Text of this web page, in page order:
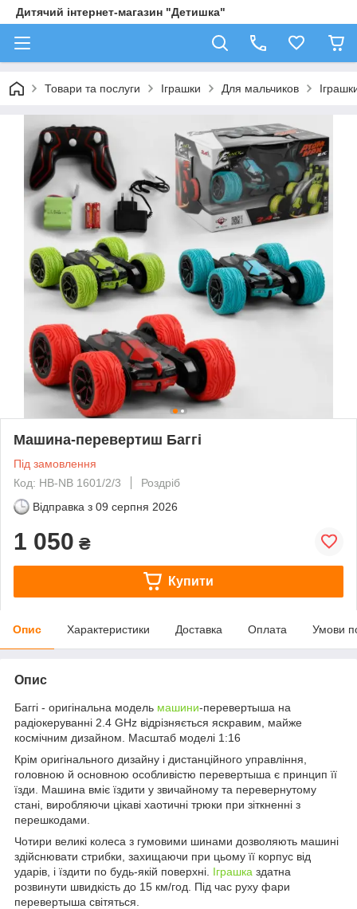
Дитячий інтернет-магазин "Детишка"
Товари та послуги Іграшки Для мальчиков
Машина-перевертиш Баггі
Під замовлення
Код: HB-NB 1601/2/3
Роздріб
Відправка з 09 серпня 2026
1 050 ₴
Купити
Опис Характеристики Доставка Оплата Умови
Опис
Баггі - оригінальна модель машини-перевертыша на
радіокеруванні 2.4 GHz відрізняється яскравим, майже
космічним дизайном. Масштаб моделі 1:16
Крім оригінального дизайну і дистанційного управління,
головною й основною особливістю перевертыша є принцип її
їзди. Машина вміє їздити у звичайному та перевернутому
стані, виробляючи цікаві хаотичні трюки при зіткненні з
перешкодами.
Чотири великі колеса з гумовими шинами дозволяють машині
здійснювати стрибки, захищаючи при цьому її корпус від
ударів, і їздити по будь-якій поверхні. Іграшка здатна
розвинути швидкість до 15 км/год. Під час руху фари
перевертыша світяться.